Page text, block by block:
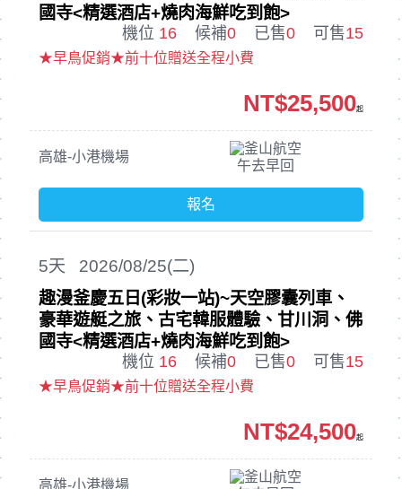
國寺<精選酒店+燒肉海鮮吃到飽>
機位 16 候補0 已售0 可售15
★早鳥促銷★前十位贈送全程小費
高雄-小港機場
釜山航空
午去早回
NT$25,500起
報名
2026/08/25(二)
5天
趣漫釜慶五日(彩妝一站)~天空膠囊列車、
豪華遊艇之旅、古宅韓服體驗、甘川洞、佛
國寺<精選酒店+燒肉海鮮吃到飽>
機位 16 候補0 已售0 可售15
★早鳥促銷★前十位贈送全程小費
高雄-小港機場
釜山航空
NT$24,500起